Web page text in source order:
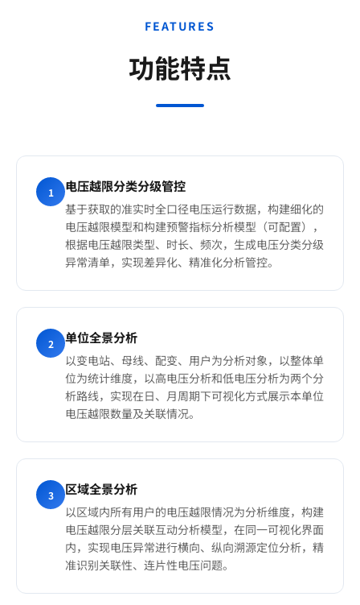
FEATURES
功能特点
1 电压越限分类分级管控
基于获取的准实时全口径电压运行数据，构建细化的
电压越限模型和构建预警指标分析模型（可配置），
根据电压越限类型、时长、频次，生成电压分类分级
异常清单，实现差异化、精准化分析管控。
2 单位全景分析
以变电站、母线、配变、用户为分析对象，以整体单
位为统计维度，以高电压分析和低电压分析为两个分
析路线，实现在日、月周期下可视化方式展示本单位
电压越限数量及关联情况。
3 区域全景分析
以区域内所有用户的电压越限情况为分析维度，构建
电压越限分层关联互动分析模型，在同一可视化界面
内，实现电压异常进行横向、纵向溯源定位分析，精
准识别关联性、连片性电压问题。